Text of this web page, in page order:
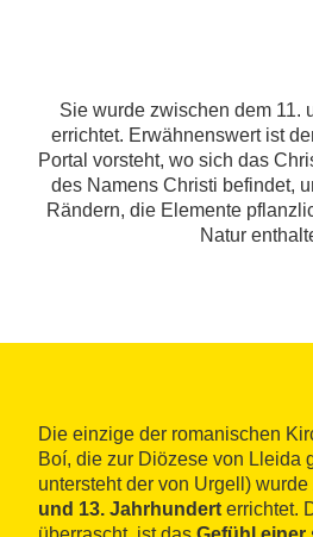
Sie wurde zwischen dem 11.
errichtet. Erwähnenswert ist
Portal vorsteht, wo sich das
des Namens Christi befindet,
Rändern, die Elemente
Natur
Die einzige der romanischen
Boí, die zur Diözese von Lleida
untersteht der von Urgell)
und 13. Jahrhundert errichtet.